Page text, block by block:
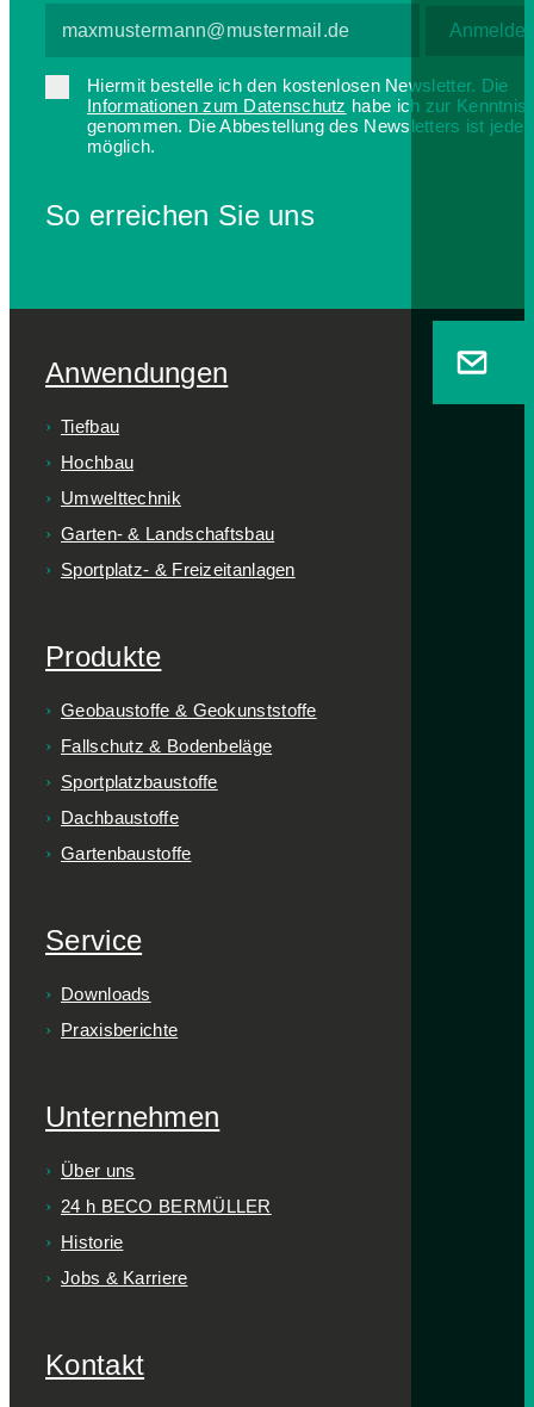
Hiermit bestelle ich den kostenlosen Newsletter. Die
Informationen zum Datenschutz habe ich zur Kenntnis
genommen. Die Abbestellung des Newsletters ist
möglich.
So erreichen Sie uns
Anwendungen
Tiefbau
Hochbau
Umwelttechnik
Garten- & Landschaftsbau
Sportplatz- & Freizeitanlagen
Produkte
Geobaustoffe & Geokunststoffe
Fallschutz & Bodenbeläge
Sportplatzbaustoffe
Dachbaustoffe
Gartenbaustoffe
Service
Downloads
Praxisberichte
Unternehmen
Über uns
24 h BECO BERMÜLLER
Historie
Jobs & Karriere
Kontakt